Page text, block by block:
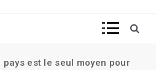
pays est le seul moyen pour